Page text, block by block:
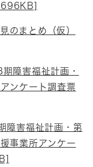
696KB]
のまとめ（仮）
障害福祉計画・
ンケート調査票
障害福祉計画・第
事業所アンケー